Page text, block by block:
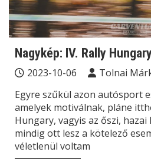
Nagykép: IV. Rally
2023-10-06 Tolnai
Egyre szűkül azon autósport
amelyek motiválnak, pláne
Hungary, vagyis az őszi,
mindig ott lesz a kötelező
véletlenül voltam